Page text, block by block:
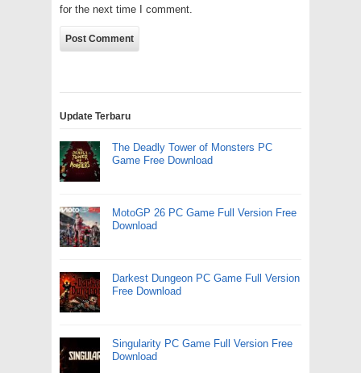
for the next time I comment.
Update Terbaru
The Deadly Tower of Monsters PC
Game Free Download
MotoGP 26 PC Game Full Version Free
Download
Darkest Dungeon PC Game Full Version
Free Download
Singularity PC Game Full Version Free
Download